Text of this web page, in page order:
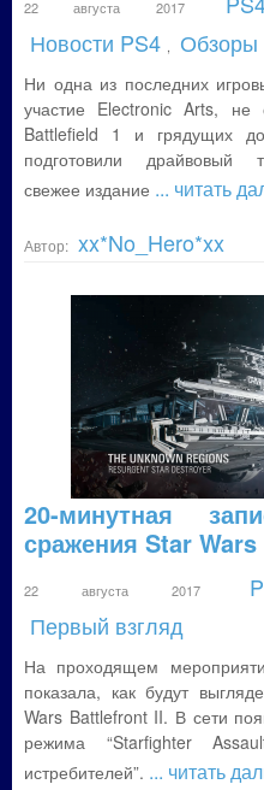
22 августа 2017
Новости PS4 Обзоры
Ни одна из последних
участие Electronic Arts, не
Battlefield 1 и грядущих
подготовили драйвовый
свежее издание ... читать
Автор: xx*No_Hero*xx
20-минутная
сражения Star
22 августа 2017
Первый взгляд
На проходящем
показала, как будут
Wars Battlefront II. В сети
режима “Starfighter
истребителей”. ... читать